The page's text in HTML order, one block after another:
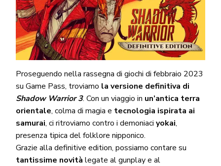
Proseguendo nella rassegna di giochi di febbraio 2023
su Game Pass, troviamo la versione definitiva di
Shadow Warrior 3. Con un viaggio in un’antica terra
orientale, colma di magia e tecnologia ispirata ai
samurai, ci ritroviamo contro i demoniaciyokai,
presenza tipica del folklore nipponico.
Grazie alla definitive edition, possiamo contare su
tantissime novità legate al gunplay e al